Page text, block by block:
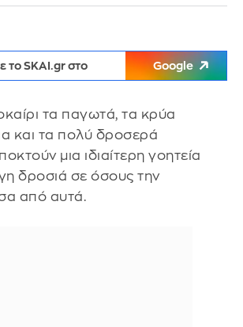
το SKAI.gr στο Google
τα παγωτά, τα κρύα
και τα πολύ δροσερά
μια ιδιαίτερη γοητεία
δροσιά σε όσους την
από αυτά.